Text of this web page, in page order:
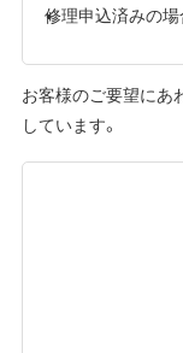
修理申込済みの場
お客様のご要望にあ
しています。